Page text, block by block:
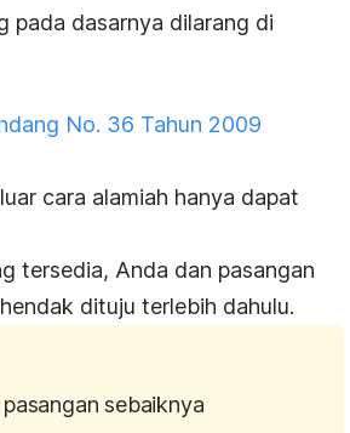
pada dasarnya dilarang di
No. 36 Tahun 2009
cara alamiah hanya dapat
tersedia, Anda dan pasangan
dituju terlebih dahulu.
sebaiknya